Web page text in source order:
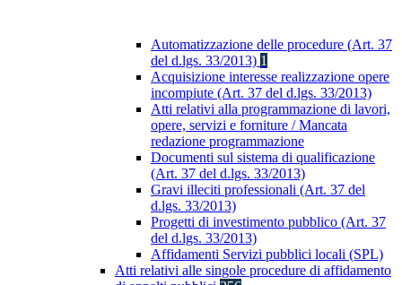
Automatizzazione delle procedure (Art. 37
del d.lgs. 33/2013) 1
Acquisizione interesse realizzazione opere
incompiute (Art. 37 del d.lgs. 33/2013)
Atti relativi alla programmazione di lavori,
opere, servizi e forniture / Mancata
redazione programmazione
Documenti sul sistema di qualificazione
(Art. 37 del d.lgs. 33/2013)
Gravi illeciti professionali (Art. 37 del
d.lgs. 33/2013)
Progetti di investimento pubblico (Art. 37
del d.lgs. 33/2013)
Affidamenti Servizi pubblici locali (SPL)
Atti relativi alle singole procedure di affidamento